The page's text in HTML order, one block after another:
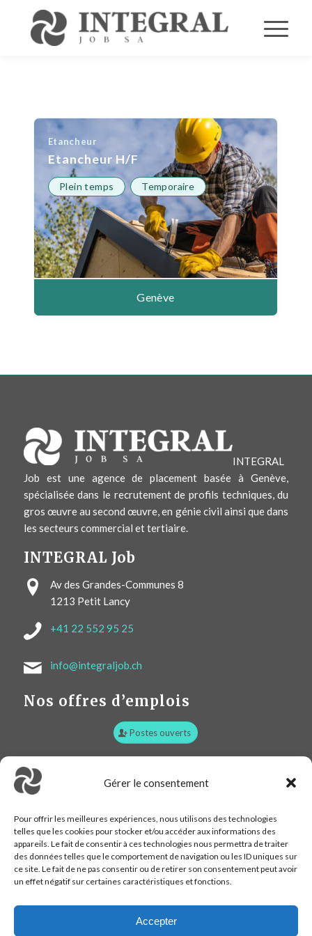
Gérer le consentement
Pour offrir les meilleures expériences, nous utilisons des technologies
telles que les cookies pour stocker et/ou accéder aux informations des
appareils. Le fait de consentir à ces technologies nous permettra de traiter
des données telles que le comportement de navigation ou les ID uniques sur
ce site. Le fait de ne pas consentir ou de retirer son consentement peut avoir
un effet négatif sur certaines caractéristiques et fonctions.
Accepter
Etancheur
Etancheur H/F
Plein temps Temporaire
Genève
INTEGRAL
Job est une agence de placement basée à Genève,
spécialisée dans le recrutement de profils techniques, du
gros œuvre au second œuvre, en génie civil ainsi que dans
les secteurs commercial et tertiaire.
INTEGRAL Job
Av des Grandes-Communes 8
1213 Petit Lancy
+41 22 552 95 25
info@integraljob.ch
Nos offres d’emplois
Postes ouverts
Plan d’accès :